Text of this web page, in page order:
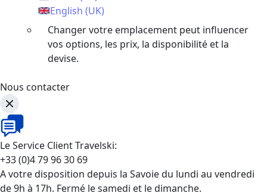
English (UK)
Changer votre emplacement peut influencer
vos options, les prix, la disponibilité et la
devise.
Nous contacter
Le Service Client Travelski:
+33 (0)4 79 96 30 69
A votre disposition depuis la Savoie du lundi au vendredi
de 9h à 17h. Fermé le samedi et le dimanche.